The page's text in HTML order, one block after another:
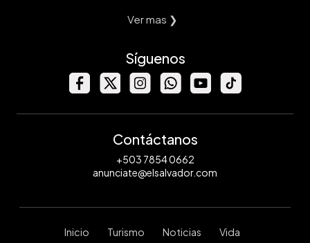
Ver mas ❯
Síguenos
Contáctanos
+503 7854 0662
anunciate@elsalvador.com
Inicio Turismo Noticias Vida